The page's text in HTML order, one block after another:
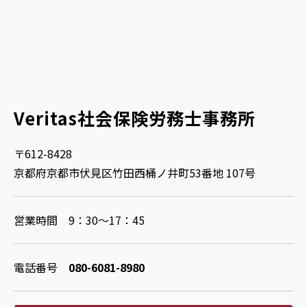
Veritas社会保険労務士事務所
〒612-8428
京都府京都市伏見区竹田西桶ノ井町53番地 107号
営業時間 9：30～17：45
電話番号 080-6081-8980